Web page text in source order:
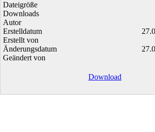
Dateigröße
Downloads
Autor
Erstelldatum
Erstellt von
Änderungsdatum
Geändert von
Download